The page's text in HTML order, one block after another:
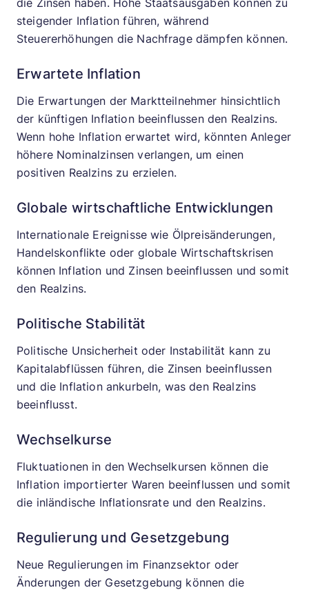
die Zinsen haben. Hohe Staatsausgaben können zu
steigender Inflation führen, während
Steuererhöhungen die Nachfrage dämpfen können.
Erwartete Inflation
Die Erwartungen der Marktteilnehmer hinsichtlich
der künftigen Inflation beeinflussen den Realzins.
Wenn hohe Inflation erwartet wird, könnten Anleger
höhere Nominalzinsen verlangen, um einen
positiven Realzins zu erzielen.
Globale wirtschaftliche Entwicklungen
Internationale Ereignisse wie Ölpreisänderungen,
Handelskonflikte oder globale Wirtschaftskrisen
können Inflation und Zinsen beeinflussen und somit
den Realzins.
Politische Stabilität
Politische Unsicherheit oder Instabilität kann zu
Kapitalabflüssen führen, die Zinsen beeinflussen
und die Inflation ankurbeln, was den Realzins
beeinflusst.
Wechselkurse
Fluktuationen in den Wechselkursen können die
Inflation importierter Waren beeinflussen und somit
die inländische Inflationsrate und den Realzins.
Regulierung und Gesetzgebung
Neue Regulierungen im Finanzsektor oder
Änderungen der Gesetzgebung können die